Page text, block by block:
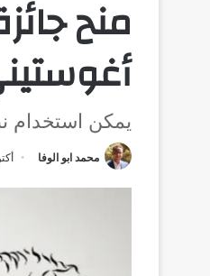
يمكن استخدام
محمد ابو الوفا أكتوبر